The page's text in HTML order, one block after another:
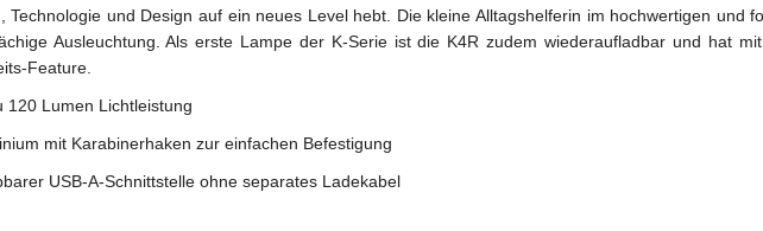
und Design auf ein neues Level hebt. Die kleine Alltagshelferin im hochwertigen und
Ausleuchtung. Als erste Lampe der K-Serie ist die K4R zudem wiederaufladbar und hat
Feature.
120 Lumen Lichtleistung
mit Karabinerhaken zur einfachen Befestigung
USB-A-Schnittstelle ohne separates Ladekabel